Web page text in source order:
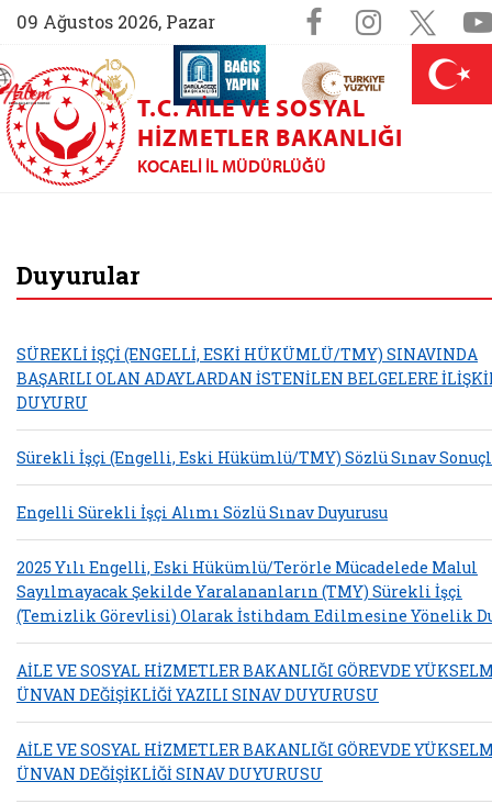
09 Ağustos 2026, Pazar Sosyal
Facebook X
(yeni sekmede açılır)
AİLEM İletişim Merkezi (yeni sekmede açılır)
Aile ve Nüfus On Yılı (yeni sekmede açılır)
Darülaceze bağış sayfası (yeni
T.C. AILE VE SOSYAL
HIZMETLER BAKANLIĞI
KOCAELI İL MÜDÜRLÜĞÜ
Duyurular
SÜREKLİ İŞÇİ (ENGELLİ, ESKİ HÜKÜMLÜ/TMY) SINAVINDA
BAŞARILI OLAN ADAYLARDAN İSTENİLEN BELGELERE
DUYURU
Sürekli İşçi (Engelli, Eski Hükümlü/TMY) Sözlü Sınav
Engelli Sürekli İşçi Alımı Sözlü Sınav Duyurusu
2025 Yılı Engelli, Eski Hükümlü/Terörle Mücadelede Malul
Sayılmayacak Şekilde Yaralananların (TMY) Sürekli İşçi
(Temizlik Görevlisi) Olarak İstihdam Edilmesine Yönelik
AİLE VE SOSYAL HİZMETLER BAKANLIĞI GÖREVDE
ÜNVAN DEĞİŞİKLİĞİ YAZILI SINAV DUYURUSU
AİLE VE SOSYAL HİZMETLER BAKANLIĞI GÖREVDE
ÜNVAN DEĞİŞİKLİĞİ SINAV DUYURUSU